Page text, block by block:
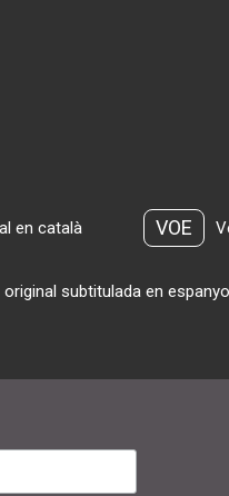
en català VOE
subtitulada en